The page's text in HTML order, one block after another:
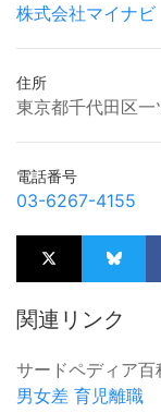
株式会社マイナビ
住所
東京都千代田区
電話番号
03-6267-4155
関連リンク
サードペディア百
男女差 育児離職